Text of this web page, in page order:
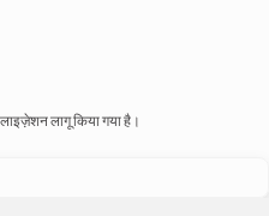
लागू किया गया है।